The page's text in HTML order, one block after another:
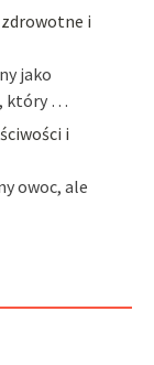
zdrowotne i
jako
który …
i
owoc, ale